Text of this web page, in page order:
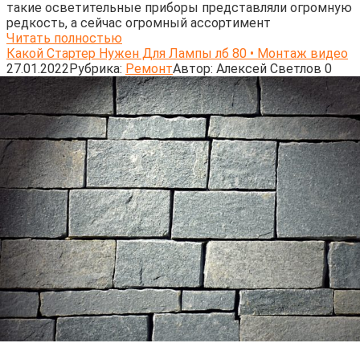
такие осветительные приборы представляли огромную
редкость, а сейчас огромный ассортимент
Читать полностью
Какой Стартер Нужен Для Лампы лб 80 • Монтаж видео
27.01.2022Рубрика: РемонтАвтор: Алексей Светлов 0